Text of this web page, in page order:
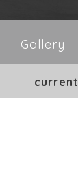
Gallery
current